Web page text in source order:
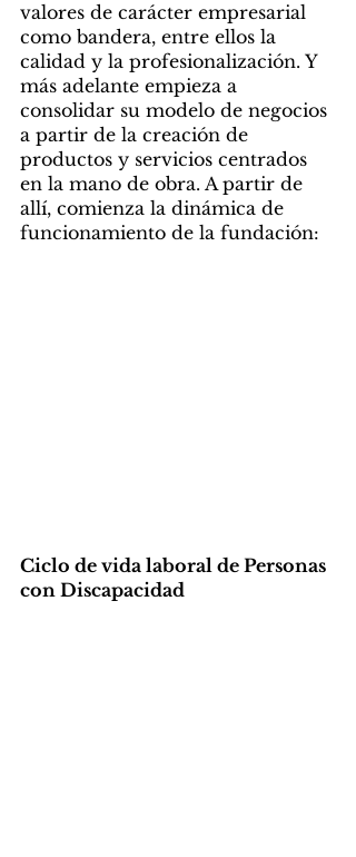
valores de carácter empresarial
como bandera, entre ellos la
calidad y la profesionalización. Y
más adelante empieza a
consolidar su modelo de negocios
a partir de la creación de
productos y servicios centrados
en la mano de obra. A partir de
allí, comienza la dinámica de
funcionamiento de la fundación:
Ciclo de vida laboral de Personas
con Discapacidad